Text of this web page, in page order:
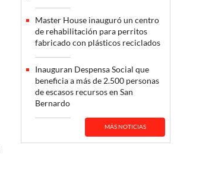
Master House inauguró un centro
de rehabilitación para perritos
fabricado con plásticos reciclados
Inauguran Despensa Social que
beneficia a más de 2.500 personas
de escasos recursos en San
Bernardo
MÁS NOTICIAS